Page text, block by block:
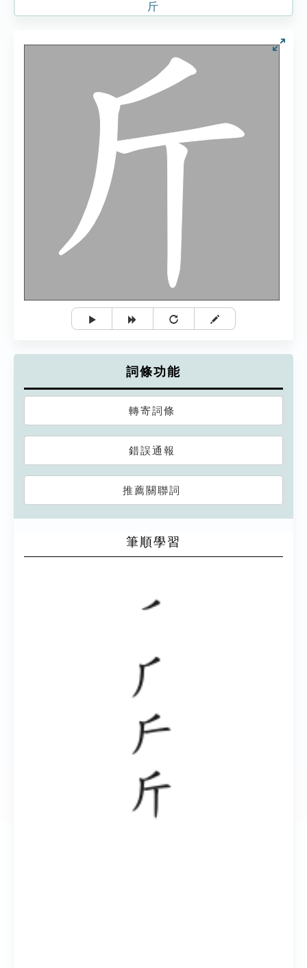
斤
詞條功能
轉寄詞條
錯誤通報
推薦關聯詞
筆順學習